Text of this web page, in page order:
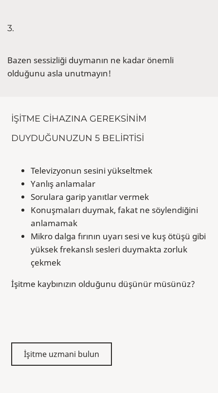
3.
Bazen sessizliği duymanın ne kadar önemli
olduğunu asla unutmayın!
İŞİTME CİHAZINA GEREKSİNİM
DUYDUĞUNUZUN 5 BELİRTİSİ
Televizyonun sesini yükseltmek
Yanlış anlamalar
Sorulara garip yanıtlar vermek
Konuşmaları duymak, fakat ne söylendiğini
anlamamak
Mikro dalga fırının uyarı sesi ve kuş ötüşü gibi
yüksek frekanslı sesleri duymakta zorluk
çekmek
İşitme kaybınızın olduğunu düşünür müsünüz?
İşitme uzmani bulun